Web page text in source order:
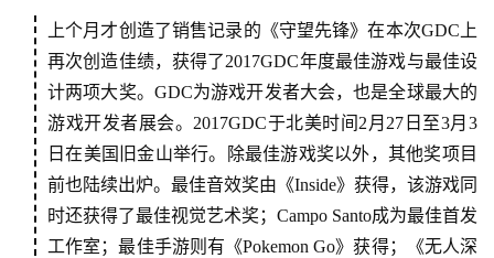
上个月才创造了销售记录的《守望先锋》在本次GDC上
再次创造佳绩，获得了2017GDC年度最佳游戏与最佳设
计两项大奖。GDC为游戏开发者大会，也是全球最大的
游戏开发者展会。2017GDC于北美时间2月27日至3月3
日在美国旧金山举行。除最佳游戏奖以外，其他奖项目
前也陆续出炉。最佳音效奖由《Inside》获得，该游戏同
时还获得了最佳视觉艺术奖；Campo Santo成为最佳首发
工作室；最佳手游则有《Pokemon Go》获得；《无人深